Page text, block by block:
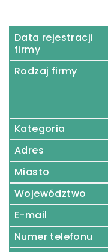
Data rejestracji
firmy
Rodzaj firmy
Kategoria
Adres
Miasto
Województwo
E-mail
Numer telefonu